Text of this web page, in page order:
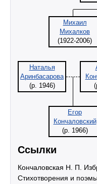
Михаил
Михалков
(1922-2006)
Наталья
Аринбасарова
(р. 1946)
Егор
Кончаловский
(р. 1966)
Ссылки
Кончаловская Н. П.
Стихотворения и